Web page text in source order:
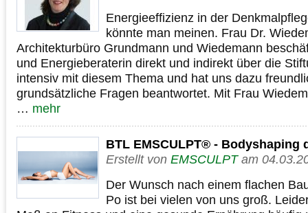
Energieeffizienz in der
könnte man meinen. Frau Dr.
Architekturbüro Grundmann und Wiedemann
und Energieberaterin direkt und indirekt über die
intensiv mit diesem Thema und hat uns dazu
grundsätzliche Fragen beantwortet. Mit Frau
… mehr
BTL EMSCULPT® - Bodyshaping
Erstellt von EMSCULPTam
Der Wunsch nach einem flachen
Po ist bei vielen von uns groß.